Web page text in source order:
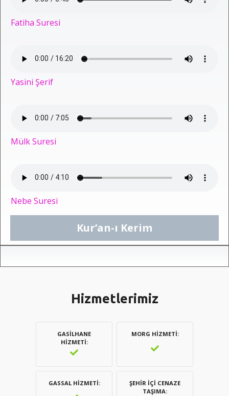
Fatiha Suresi
Yasini Şerif
Mülk Suresi
Nebe Suresi
Kur’an-ı Kerim
Hizmetlerimiz
GASILHANE
HIZMETI
MORG HIZMETI
GASSAL HIZMETI
ŞEHIR İÇI CENAZE
TAŞIMA